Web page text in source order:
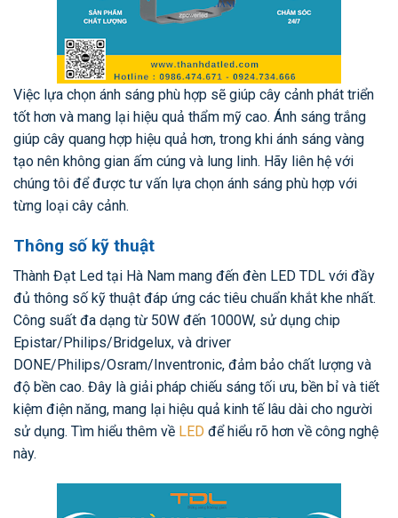
Việc lựa chọn ánh sáng phù hợp sẽ giúp cây cảnh phát triển
tốt hơn và mang lại hiệu quả thẩm mỹ cao. Ánh sáng trắng
giúp cây quang hợp hiệu quả hơn, trong khi ánh sáng vàng
tạo nên không gian ấm cúng và lung linh. Hãy liên hệ với
chúng tôi để được tư vấn lựa chọn ánh sáng phù hợp với
từng loại cây cảnh.
Thông số kỹ thuật
Thành Đạt Led tại Hà Nam mang đến đèn LED TDL với đầy
đủ thông số kỹ thuật đáp ứng các tiêu chuẩn khắt khe nhất.
Công suất đa dạng từ 50W đến 1000W, sử dụng chip
Epistar/Philips/Bridgelux, và driver
DONE/Philips/Osram/Inventronic, đảm bảo chất lượng và
độ bền cao. Đây là giải pháp chiếu sáng tối ưu, bền bỉ và tiết
kiệm điện năng, mang lại hiệu quả kinh tế lâu dài cho người
sử dụng. Tìm hiểu thêm về LED để hiểu rõ hơn về công nghệ
này.